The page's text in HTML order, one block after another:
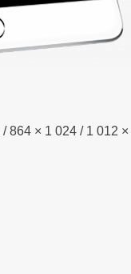
/ 864 × 1 024 / 1 012 ×